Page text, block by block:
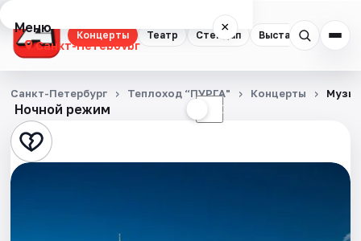
Концерты Театр Стендап Выставки
Меню ×
Санкт-Петербург
Концерты
Театр
Стендап
Ночной режим ☾
Санкт-Петербург Теплоход “ПУРГА" Концерты